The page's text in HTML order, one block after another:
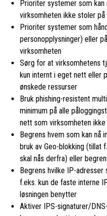
Prioriter systemer som
virksomheten ikke stoler
Prioriter systemer som
personopplysninger) eller
virksomheten
Sørg for at virksomhetens
kun internt i eget nett eller
ønskede ressurser
Bruk phishing-resistent
minimum på alle
nett som virksomheten
Begrens hvem som kan nå
bruk av Geo-blokking (tillat
skal nås derfra) eller
Begrens hvilke IP-adresser
f.eks. kun de faste interne
løsningen benytter
Aktiver IPS-signaturer/